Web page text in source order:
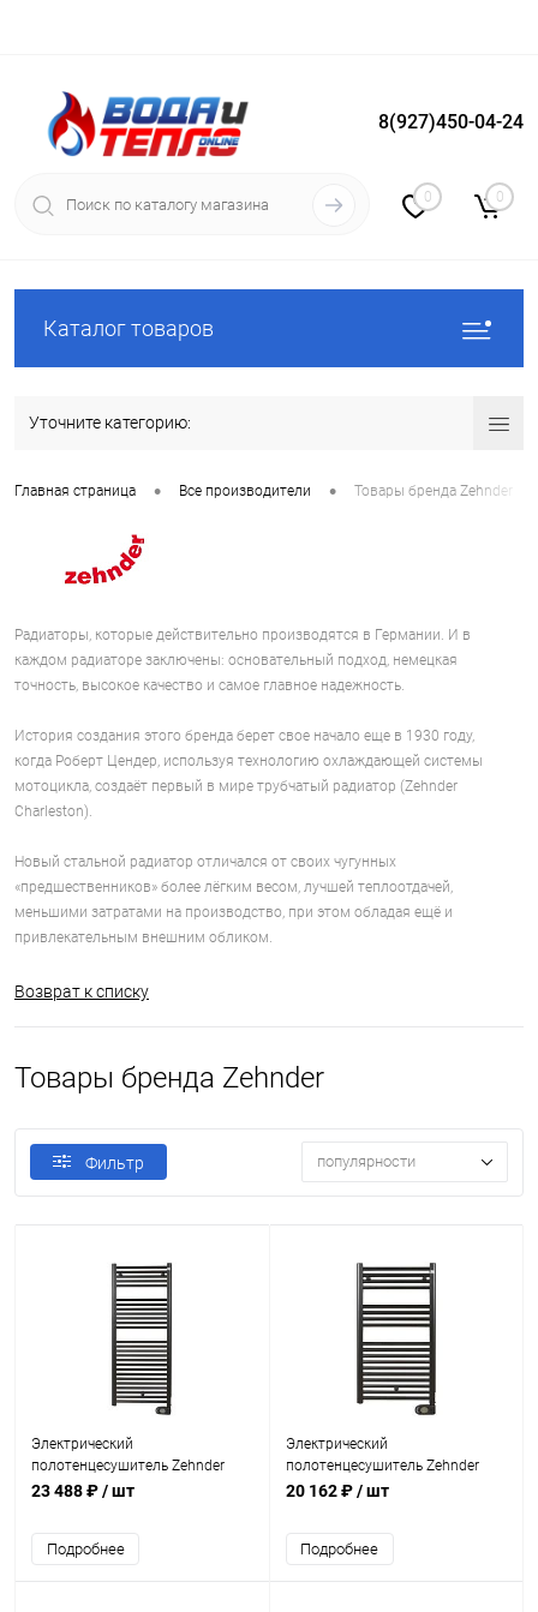
Вход Регистрация
8(927)450-04-24
0 0
Каталог товаров
Уточните категорию:
Главная страница • Все производители • Товары бренда Zehnder
Радиаторы, которые действительно производятся в Германии. И в
каждом радиаторе заключены: основательный подход, немецкая
точность, высокое качество и самое главное надежность.
История создания этого бренда берет свое начало еще в 1930 году,
когда Роберт Цендер, используя технологию охлаждающей системы
мотоцикла, создаёт первый в мире трубчатый радиатор (Zehnder
Charleston).
Новый стальной радиатор отличался от своих чугунных
«предшественников» более лёгким весом, лучшей теплоотдачей,
меньшими затратами на производство, при этом обладая ещё и
привлекательным внешним обликом.
Возврат к списку
Товары бренда Zehnder
Фильтр популярности
Электрический
полотенцесушитель Zehnder
Aura PBEBZ-120-50/MQ Черный
23 488 ₽/ шт
Подробнее
Электрический
полотенцесушитель Zehnder
Aura PBEBZ-090-50/MQ Черный
20 162 ₽/ шт
Подробнее